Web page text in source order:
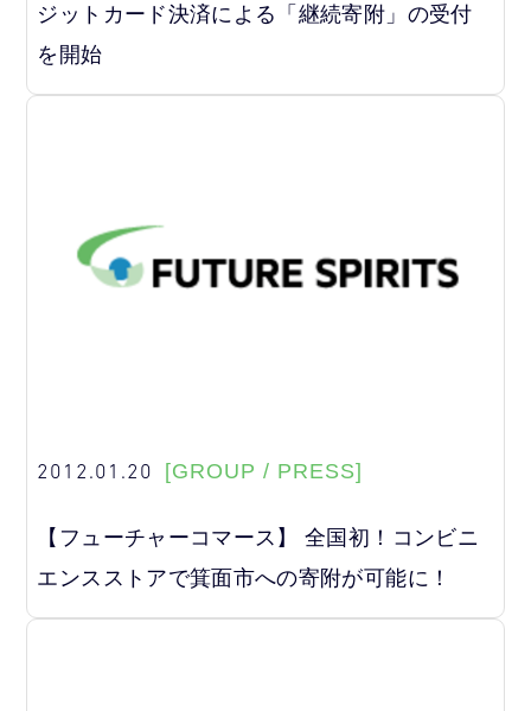
ジットカード決済による「継続寄附」の受付
を開始
2012.01.20 [GROUP / PRESS]
【フューチャーコマース】 全国初！コンビニ
エンスストアで箕面市への寄附が可能に！